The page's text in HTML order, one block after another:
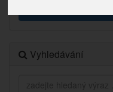
Vyhledávání